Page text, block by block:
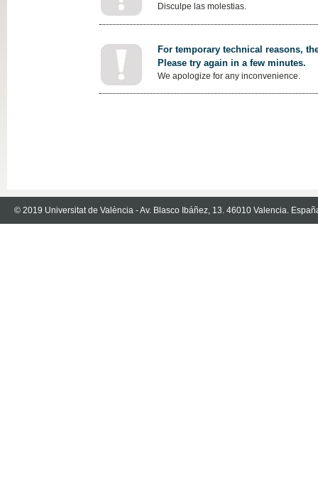
Disculpe las molestias.
For temporary technical reasons,
Please try again in a few minutes.
We apologize for any inconvenience.
© 2019 Universitat de València - Av. Blasco Ibáñez, 13. 46010 Valencia.